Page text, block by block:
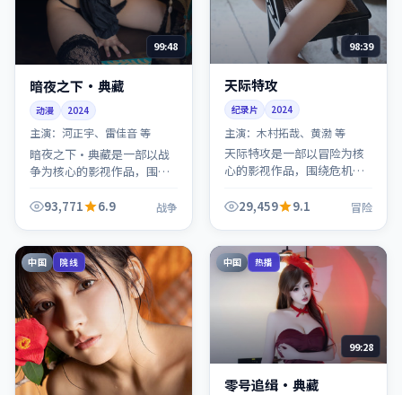
99:48
暗夜之下·典藏
动漫 2024
主演： 河正宇、雷佳音 等
暗夜之下·典藏是一部以战
争为核心的影视作品，围绕
开，整体节奏紧凑，值得推
93,771 6.9 战争
98:39
天际特攻
纪录片 2024
主演：木村拓哉、黄渤 等
天际特攻是一部以冒险为核
心的影视作品，围绕危机、
节奏紧凑，值得推荐观看。
29,459 9.1 冒险
中国 院线 中国 热播
99:28
零号追缉·典藏